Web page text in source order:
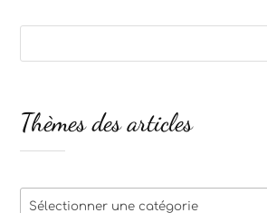
Thèmes des articles
Thèmes